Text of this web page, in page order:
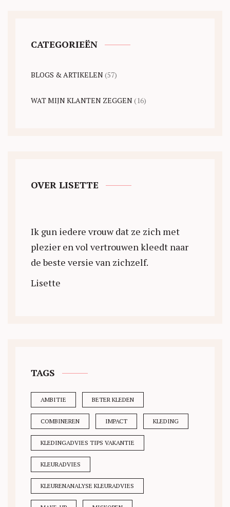
CATEGORIEËN
BLOGS & ARTIKELEN(57)
WAT MIJN KLANTEN ZEGGEN(16)
OVER LISETTE
Ik gun iedere vrouw dat ze zich met
plezier en vol vertrouwen kleedt naar
de beste versie van zichzelf.
Lisette
TAGS
AMBITIE BETER KLEDEN
COMBINEREN IMPACT KLEDING
KLEDINGADVIES TIPS VAKANTIE
KLEURADVIES
KLEURENANALYSE KLEURADVIES